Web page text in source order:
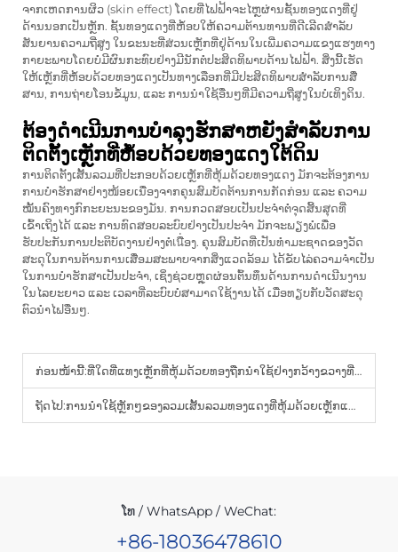
ຈາກເຫດການຜິວ (skin effect) ໂດຍທີ່ໄຟຟ້າຈະໄຫຼຜ່ານຊັ້ນທອງແດງທີ່ຢູ່
ດ້ານນອກເປັນຫຼັກ. ຊັ້ນທອງແດງທີ່ຫໍ້ອບໃຫ້ຄວາມຕ້ານທານທີ່ດີເລີດສຳລັບ
ສັນຍານຄວາມຖີ່ສູງ ໃນຂະນະທີ່ສ່ວນເຫຼັກທີ່ຢູ່ດ້ານໃນເພີ່ມຄວາມແຂງແຮງທາງ
ກາຍະພາບໂດຍບໍ່ມີຜົນກະທົບຢ່າງມີນັກຕໍ່ປະສິດທິພາບດ້ານໄຟຟ້າ. ສິ່ງນີ້ເຮັດ
ໃຫ້ເຫຼັກທີ່ຫໍ້ອບດ້ວຍທອງແດງເປັນທາງເລືອກທີ່ມີປະສິດທິພາບສຳລັບການສື່
ສານ, ການຖ່າຍໂອນຂໍ້ມູນ, ແລະ ການນຳໃຊ້ອື່ນໆທີ່ມີຄວາມຖີ່ສູງໃນບໍ່ເທິງດິນ.
ຕ້ອງດຳເນີນການບໍາລຸງຮັກສາຫຍັງສຳລັບການ
ຕິດຕັ້ງເຫຼັກທີ່ຫໍ້ອບດ້ວຍທອງແດງໃຕ້ດິນ
ການຕິດຕັ້ງເສັ້ນລວມທີ່ປະກອບດ້ວຍເຫຼັກທີ່ຫຸ້ມດ້ວຍທອງແດງ ມັກຈະຕ້ອງການ
ການບໍາຮັກສາຢ່າງໜ້ອຍເນື່ອງຈາກຄຸນສົມບັດຕ້ານການກັດກ່ອນ ແລະ ຄວາມ
ໝັ້ນຄົງທາງກົກະຍະນະຂອງມັນ. ການກວດສອບເປັນປະຈຳຕໍ່ຈຸດສິ້ນສຸດທີ່
ເຂົ້າເຖິງໄດ້ ແລະ ການທົດສອບລະບົບຢ່າງເປັນປະຈຳ ມັກຈະພຽງພໍເພື່ອ
ຮັບປະກັນການປະຕິບັດງານຢ່າງຕໍ່เนື່ອງ. ຄຸນສົມບັດທີ່ເປັນທຳມະຊາດຂອງວັດ
ສະດຸໃນການຕ້ານການເສື່ອມສະພາບຈາກສິ່ງແວດລ້ອມ ໄດ້ຂັບໄລ່ຄວາມຈຳເປັນ
ໃນການບໍາຮັກສາເປັນປະຈຳ, ເຊິ່ງຊ່ວຍຫຼຸດຜ່ອນຕົ້ນທຶນດ້ານການດຳເນີນງານ
ໃນໄລຍະຍາວ ແລະ ເວລາທີ່ລະບົບບໍ່ສາມາດໃຊ້ງານໄດ້ ເມື່ອທຽບກັບວັດສະດຸ
ຕົວນຳໄຟອື່ນໆ.
ກ່ອນໜ້ານີ້:ທີ່ໃດທີ່ແທງເຫຼັກທີ່ຫຸ້ມດ້ວຍທອງຖືກນຳໃຊ້ຢ່າງກວ້າງຂວາງທີ່ສຸດ?
ຖັດໄປ:ການນຳໃຊ້ຫຼັກໆຂອງລວມເສັ້ນລວມທອງແດງທີ່ຫຸ້ມດ້ວຍເຫຼັກແມ່ນຫຍັງ?
ໂທ / WhatsApp / WeChat:
+86-18036478610